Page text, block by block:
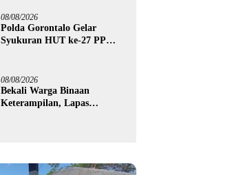
08/08/2026
Polda Gorontalo Gelar
Syukuran HUT ke-27 PP
08/08/2026
Bekali Warga Binaan
Keterampilan, Lapas